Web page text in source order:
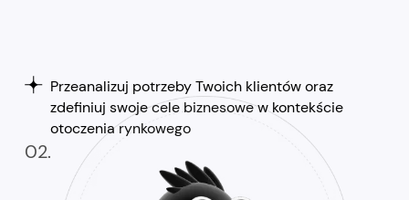
Przeanalizuj potrzeby Twoich klientów oraz
zdefiniuj swoje cele biznesowe w kontekście
otoczenia rynkowego
02.